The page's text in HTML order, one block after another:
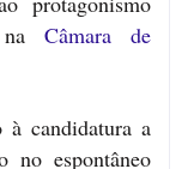
naCâmara de
candidatura a
no espontâneo